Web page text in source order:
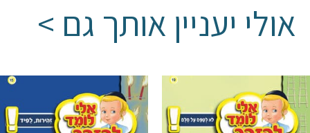
אולי יעניין אותך גם >